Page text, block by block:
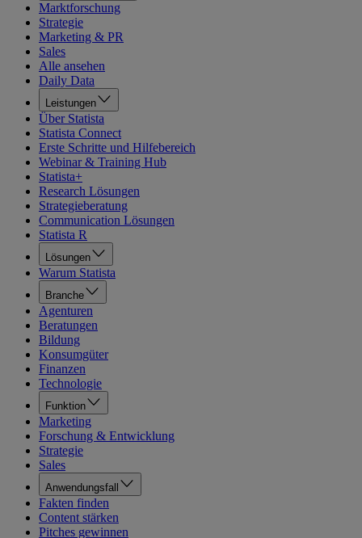
Marktforschung
Strategie
Marketing & PR
Sales
Alle ansehen
Daily Data
Leistungen
Über Statista
Statista Connect
Erste Schritte und Hilfebereich
Webinar & Training Hub
Statista+
Research Lösungen
Strategieberatung
Communication Lösungen
Statista R
Lösungen
Warum Statista
Branche
Agenturen
Beratungen
Bildung
Konsumgüter
Finanzen
Technologie
Funktion
Marketing
Forschung & Entwicklung
Strategie
Sales
Anwendungsfall
Fakten finden
Content stärken
Pitches gewinnen